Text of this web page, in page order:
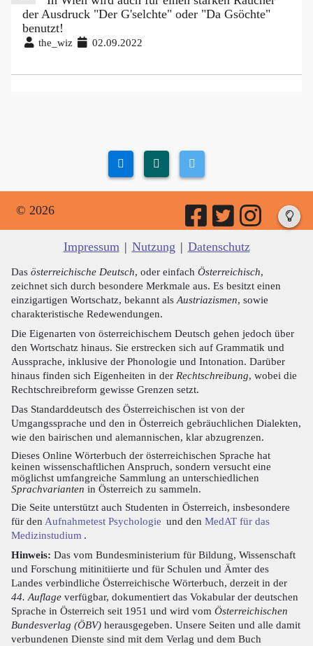
der Ausdruck "Der G'selchte" oder "Da Gsöchte"
benutzt!
the_wiz 02.09.2022
© 2026
Impressum | Nutzung | Datenschutz
Das österreichische Deutsch, oder einfach Österreichisch,
zeichnet sich durch besondere Merkmale aus. Es besitzt einen
einzigartigen Wortschatz, bekannt als Austriazismen, sowie
charakteristische Redewendungen.
Die Eigenarten von österreichischem Deutsch gehen jedoch über
den Wortschatz hinaus. Sie erstrecken sich auf Grammatik und
Aussprache, inklusive der Phonologie und Intonation. Darüber
hinaus finden sich Eigenheiten in der Rechtschreibung, wobei die
Rechtschreibreform gewisse Grenzen setzt.
Das Standarddeutsch des Österreichischen ist von der
Umgangssprache und den in Österreich gebräuchlichen Dialekten,
wie den bairischen und alemannischen, klar abzugrenzen.
Dieses Online Wörterbuch der österreichischen Sprache hat
keinen wissenschaftlichen Anspruch, sondern versucht eine
möglichst umfangreiche Sammlung an unterschiedlichen
Sprachvarianten in Österreich zu sammeln.
Die Seite unterstützt auch Studenten in Österreich, insbesondere
für den Aufnahmetest Psychologie und den MedAT für das
Medizinstudium .
Hinweis: Das vom Bundesministerium für Bildung, Wissenschaft
und Forschung mitinitiierte und für Schulen und Ämter des
Landes verbindliche Österreichische Wörterbuch, derzeit in der
44. Auflage verfügbar, dokumentiert das Vokabular der deutschen
Sprache in Österreich seit 1951 und wird vom Österreichischen
Bundesverlag (ÖBV) herausgegeben. Unsere Seiten und alle damit
verbundenen Dienste sind mit dem Verlag und dem Buch